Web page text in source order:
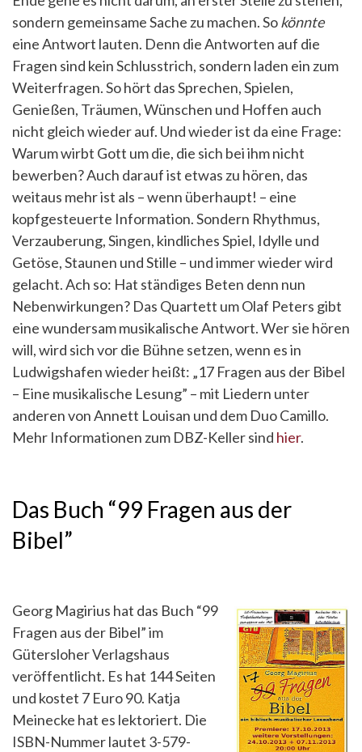
sondern gemeinsame Sache zu machen. Sokönnte
eine Antwort lauten. Denn die Antworten auf die
Fragen sind kein Schlusstrich, sondern laden ein zum
Weiterfragen. So hört das Sprechen, Spielen,
Genießen, Träumen, Wünschen und Hoffen auch
nicht gleich wieder auf. Und wieder ist da eine Frage:
Warum wirbt Gott um die, die sich bei ihm nicht
bewerben? Auch darauf ist etwas zu hören, das
weitaus mehr ist als – wenn überhaupt! – eine
kopfgesteuerte Information. Sondern Rhythmus,
Verzauberung, Singen, kindliches Spiel, Idylle und
Getöse, Staunen und Stille – und immer wieder wird
gelacht. Ach so: Hat ständiges Beten denn nun
Nebenwirkungen? Das Quartett um Olaf Peters gibt
eine wundersam musikalische Antwort. Wer sie hören
will, wird sich vor die Bühne setzen, wenn es in
Ludwigshafen wieder heißt: „17 Fragen aus der Bibel
– Eine musikalische Lesung” – mit Liedern unter
anderen von Annett Louisan und dem Duo Camillo.
Mehr Informationen zum DBZ-Keller sind hier.
Das Buch “99 Fragen aus der
Bibel”
Georg Magirius hat das Buch “99
Fragen aus der Bibel” im
Gütersloher Verlagshaus
veröffentlicht. Es hat 144 Seiten
und kostet 7 Euro 90. Katja
Meinecke hat es lektoriert. Die
ISBN-Nummer lautet 3-579-